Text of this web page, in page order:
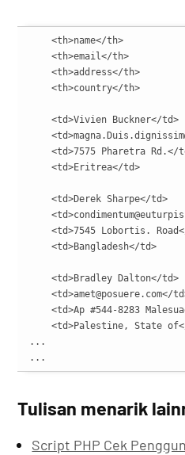
    <th>name</th>
    <th>email</th>
    <th>address</th>
    <th>country</th>
    <td>Vivien Buckner</td>
<td>7575 Pharetra Rd.</
    <td>Eritrea</td>
    <td>Derek Sharpe</td>
<td>7545 Lobortis.
    <td>Bangladesh</td>
    <td>Bradley Dalton</td>
<td>amet@posuere.com</
<td>Ap #544-8283
<td>Palestine, State
...
...
Tulisan menarik
Script PHP Cek